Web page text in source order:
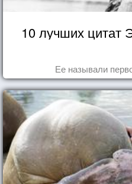
10 лучших цитат
Ее называли